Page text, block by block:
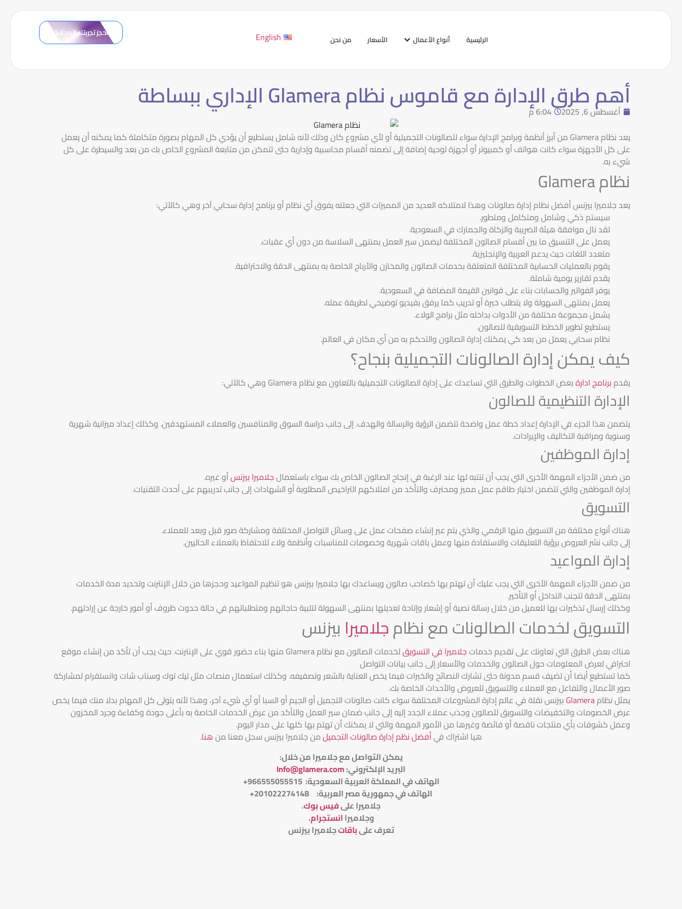
الرئيسية أنواع الأعمال الأسعار من نحن English احجز تجربتك المجانية
أهم طرق الإدارة مع قاموس نظام Glamera الإداري ببساطة
أغسطس 6, 2025
6:04 م
يعد نظام Glamera من أبرز أنظمة وبرامج الإدارة سواء للصالونات التجميلية أو لأي مشروع كان وذلك لأنه شامل يستطيع أن يؤدي كل المهام بصورة متكاملة كما يمكنه أن يعمل
على كل الأجهزة سواء كانت هواتف أو كمبيوتر أو أجهزة لوحية إضافة إلى تضمنه أقسام محاسبية وإدارية حتى تتمكن من متابعة المشروع الخاص بك من بعد والسيطرة على كل
شيء به.
نظام Glamera
يعد جلاميرا بيزنس أفضل نظام إدارة صالونات وهذا لامتلاكه العديد من المميزات التي جعلته يفوق أي نظام أو برنامج إدارة سحابي آخر وهي كالآتي:
سيستم ذكي وشامل ومتكامل ومتطور.
لقد نال موافقة هيئة الضريبة والزكاة والجمارك في السعودية.
يعمل على التنسيق ما بين أقسام الصالون المختلفة ليضمن سير العمل بمنتهى السلاسة من دون أي عقبات.
متعدد اللغات حيث يدعم العربية والإنجليزية.
يقوم بالعمليات الحسابية المختلفة المتعلقة بخدمات الصالون والمخازن والأرباح الخاصة به بمنتهى الدقة والاحترافية.
يقدم تقارير يومية شاملة.
يوفر الفواتير والحسابات بناء على قوانين القيمة المضافة في السعودية.
يعمل بمنتهى السهولة ولا يتطلب خبرة أو تدريب كما يرفق بفيديو توضيحي لطريقة عمله.
يشمل مجموعة مختلفة من الأدوات بداخله مثل برامج الولاء.
يستطيع تطوير الخطط التسويقية للصالون.
نظام سحابي يعمل من بعد كي يمكنك إدارة الصالون والتحكم به من أي مكان في العالم.
كيف يمكن إدارة الصالونات التجميلية بنجاح؟
يقدمبرنامج ادارةبعض الخطوات والطرق التي تساعدك على إدارة الصالونات التجميلية بالتعاون مع نظام Glamera وهي كالآتي:
الإدارة التنظيمية للصالون
يتضمن هذا الجزء في الإدارة إعداد خطة عمل واضحة تتضمن الرؤية والرسالة والهدف. إلى جانب دراسة السوق والمنافسين والعملاء المستهدفين. وكذلك إعداد ميزانية شهرية
وسنوية ومراقبة التكاليف والإيرادات.
إدارة الموظفين
من ضمن الأجزاء المهمة الأخرى التي يجب أن تنتبه لها عند الرغبة في إنجاح الصالون الخاص بك سواء باستعمالجلاميرا بيزنسأو غيره.
إدارة الموظفين والتي تتضمن اختيار طاقم عمل مميز ومحترف والتأكد من امتلاكهم التراخيص المطلوبة أو الشهادات إلى جانب تدريبهم على أحدث التقنيات.
التسويق
هناك أنواع مختلفة من التسويق منها الرقمي والذي يتم عبر إنشاء صفحات عمل على وسائل التواصل المختلفة ومشاركة صور قبل وبعد للعملاء.
إلى جانب نشر العروض برؤية التعليقات والاستفادة منها وعمل باقات شهرية وخصومات للمناسبات وأنظمة ولاء للاحتفاظ بالعملاء الحاليين.
إدارة المواعيد
من ضمن الأجزاء المهمة الأخرى التي يجب عليك أن تهتم بها كصاحب صالون ويساعدك بها جلاميرا بيزنس هو تنظيم المواعيد وحجزها من خلال الإنترنت وتحديد مدة الخدمات
بمنتهى الدقة لتجنب التداخل أو التأخير.
وكذلك إرسال تذكيرات بها للعميل من خلال رسالة نصية أو إشعار وإتاحة تعديلها بمنتهى السهولة لتلبية حاجاتهم ومتطلباتهم في حالة حدوث ظروف أو أمور خارجة عن إرادتهم.
التسويق لخدمات الصالونات مع نظامجلاميرا بيزنس
هناك بعض الطرق التي تعاونك على تقديم خدماتجلاميرا في التسويق
لخدمات الصالون مع نظام Glamera منها بناء حضور قوي على الإنترنت. حيث يجب أن تأكد من إنشاء موقع
احترافي لعرض المعلومات حول الصالون والخدمات والأسعار إلى جانب بيانات التواصل
كما تستطيع أيضا أن تضيف قسم مدونة حتى تشارك النصائح والخبرات فيما يخص العناية بالشعر وتصفيفه. وكذلك استعمال منصات مثل تيك توك وسناب شات وانستقرام لمشاركة
صور الأعمال والتفاعل مع العملاء والتسويق للعروض والأحداث الخاصة بك.
يمثل نظامGlamera بيزنس نقلة في عالم إدارة المشروعات المختلفة سواء كانت صالونات التجميل أو الجيم أو السبا أو أي شيء آخر، وهذا لأنه يتولى كل المهام بدلا منك فيما يخص
عرض الخصومات والتخفيضات والتسويق للصالون وجذب عملاء الجدد إليه إلى جانب ضمان سير العمل والتأكد من عرض الخدمات الخاصة به بأعلى جودة وكفاءة وجرد المخزون
وعمل كشوفات بأي منتجات ناقصة أو فائضة وغيرها من الأمور المهمة والتي لا يمكنك أن تهتم بها كلها على مدار اليوم.
هيا اشتراك فيأفضل نظم إدارة صالونات التجميلمن جلاميرا بيزنس سجل معنا منهنا.
يمكن التواصل مع جلاميرا من خلال:
البريد الإلكتروني:
Info@glamera.com
الهاتف في المملكة العربية السعودية: 966555055515+
الهاتف في جمهورية مصر العربية: 201022274148+
جلاميرا علىفيس بوك.
وجلاميراانستجرام.
تعرف علىباقاتجلاميرا بيزنس